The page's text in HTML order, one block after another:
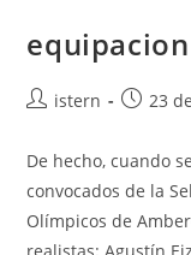
Autor
la
entrada:
istern
entrada:
23
De hecho, cuando
convocados de la
Olímpicos de